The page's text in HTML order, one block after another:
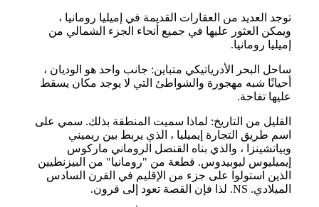
توجد العديد من العقارات القديمة في إميليا رومانيا ،
ويمكن العثور عليها في جميع أنحاء الجزء الشمالي من
إميليا رومانيا.
ساحل البحر الأدرياتيكي متباين: جانب واحد هو الوديان ،
أحيانًا شبه مهجورة والشواطئ التي لا يوجد مكان يسقط
عليها تفاحة. ⠀
القليل من التاريخ: لماذا سميت المنطقة بذلك. سمي على
اسم طريق التجارة إيميليا ، الذي يربط بين ريميني
وبياتشينزا ، والذي بناه القنصل الروماني ماركوس
إيميليوس ليوبيدوس. قطعة من "رومانيا" من البيزنطيين
الذين استولوا على جزء من الإقليم في القرن السادس
الميلادي. NS. لذا فإن القصة تعود إلى قرون.